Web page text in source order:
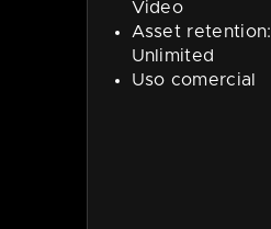
Video
Asset retention:
Unlimited
Uso comercial